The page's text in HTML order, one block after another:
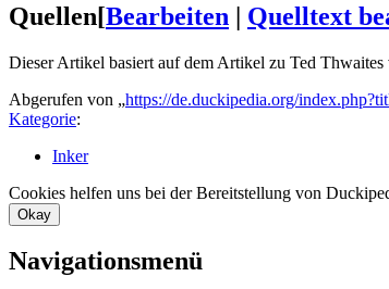
Quellen[Bearbeiten | Quelltext
Dieser Artikel basiert auf dem Artikel zu Ted Thwaites
Abgerufen von „https://de.duckipedia.org/
Kategorie:
Inker
Cookies helfen uns bei der Bereitstellung von
Okay
Navigationsmenü